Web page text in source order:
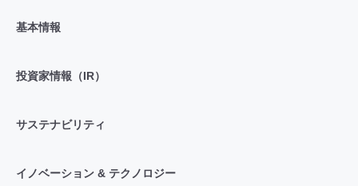
基本情報
投資家情報（IR）
サステナビリティ
イノベーション & テクノロジー